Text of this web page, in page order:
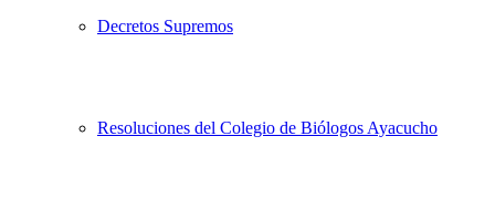
Decretos Supremos
Resoluciones del Colegio de Biólogos Ayacucho